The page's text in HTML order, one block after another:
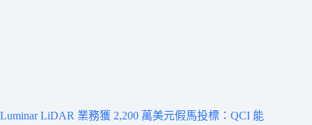
Luminar LiDAR 業務獲 2,200 萬美元假馬投標：QCI 能